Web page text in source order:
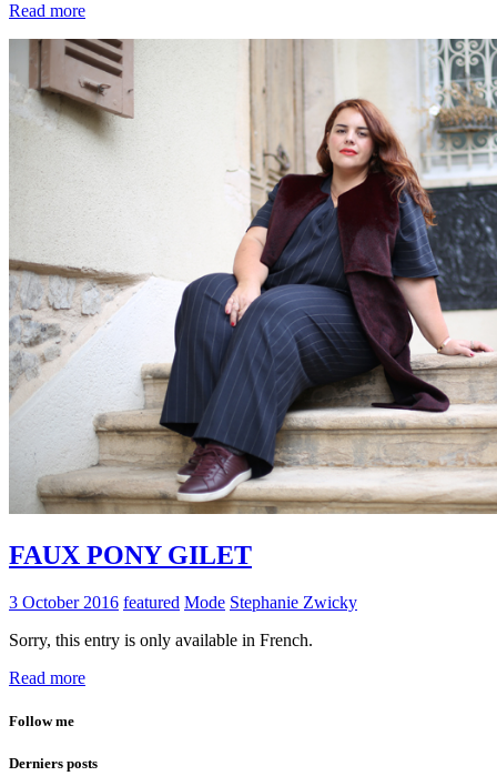
Read more
FAUX PONY GILET
3 October 2016 featured Mode Stephanie Zwicky
Sorry, this entry is only available in French.
Read more
Follow me
Derniers posts